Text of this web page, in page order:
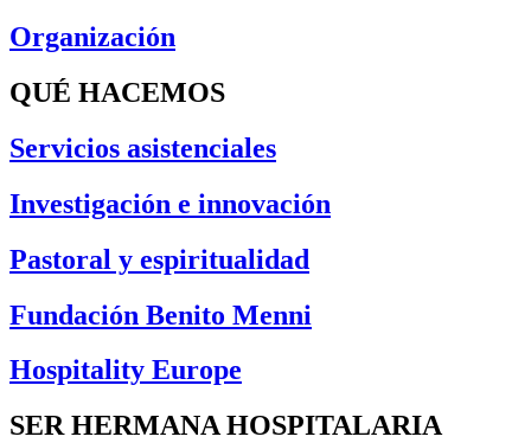
Organización
QUÉ HACEMOS
Servicios asistenciales
Investigación e innovación
Pastoral y espiritualidad
Fundación Benito Menni
Hospitality Europe
SER HERMANA HOSPITALARIA